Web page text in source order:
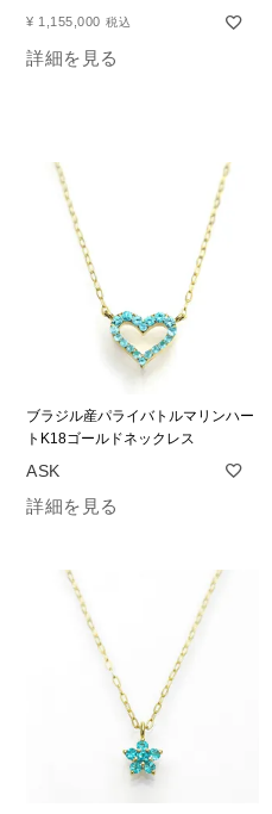
¥ 1,155,000 税込
詳細を見る
ブラジル産パライバトルマリンハー
トK18ゴールドネックレス
詳細を見る